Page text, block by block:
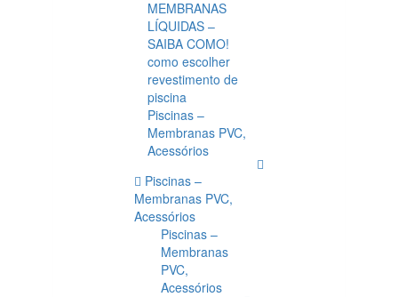
MEMBRANAS
LÍQUIDAS –
SAIBA COMO!
como escolher
revestimento de
piscina
Piscinas –
Membranas PVC,
Acessórios
Piscinas –
Membranas PVC,
Acessórios
Piscinas –
Membranas
PVC,
Acessórios